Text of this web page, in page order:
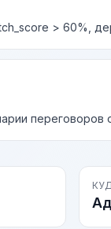
> 60%,